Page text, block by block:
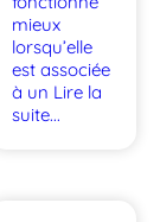
mieux
lorsqu’elle
est associée
à un Lire la
suite...